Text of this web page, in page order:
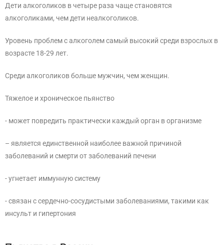
Дети алкоголиков в четыре раза чаще становятся
алкоголиками, чем дети неалкоголиков.
Уровень проблем с алкоголем самый высокий среди взрослых в
возрасте 18-29 лет.
Среди алкоголиков больше мужчин, чем женщин.
Тяжелое и хроническое пьянство
- может повредить практически каждый орган в организме
– является единственной наиболее важной причиной
заболеваний и смерти от заболеваний печени
- угнетает иммунную систему
- связан с сердечно-сосудистыми заболеваниями, такими как
инсульт и гипертония